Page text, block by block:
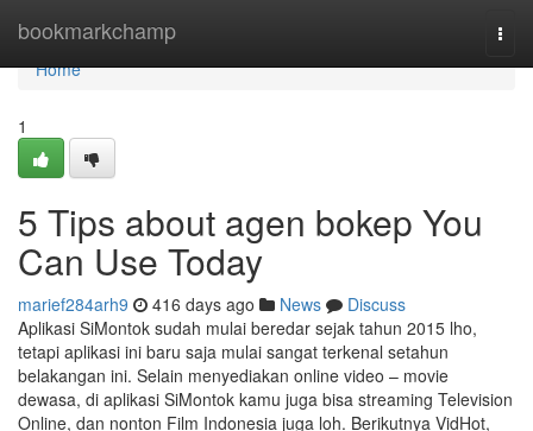
bookmarkchamp
Home
Home
1
5 Tips about agen bokep You
Can Use Today
marief284arh9 416 days ago News
Discuss
Aplikasi SiMontok sudah mulai beredar sejak tahun 2015 lho,
tetapi aplikasi ini baru saja mulai sangat terkenal setahun
belakangan ini. Selain menyediakan online video – movie
dewasa, di aplikasi SiMontok kamu juga bisa streaming Television
Online, dan nonton Film Indonesia juga loh. Berikutnya VidHot,